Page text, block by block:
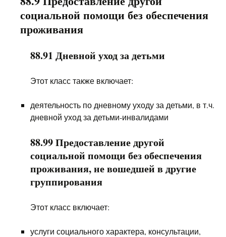
социальной помощи без обеспечения
проживания
88.91 Дневной уход за детьми
Этот класс также включает:
деятельность по дневному уходу за детьми, в т.ч.
дневной уход за детьми-инвалидами
88.99 Предоставление другой
социальной помощи без обеспечения
проживания, не вошедшей в другие
группирования
Этот класс включает:
услуги социального характера, консультации,